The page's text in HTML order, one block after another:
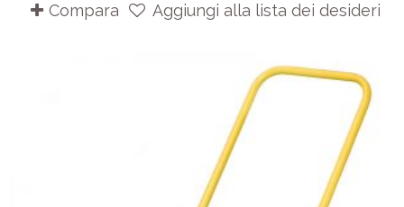
Compara Aggiungi alla lista dei desideri